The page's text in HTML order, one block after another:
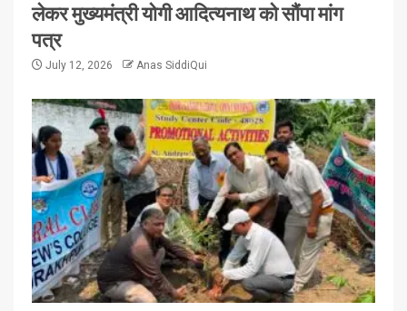
लेकर मुख्यमंत्री योगी आदित्यनाथ को सौंपा मांग
पत्र
July 12, 2026 Anas SiddiQui